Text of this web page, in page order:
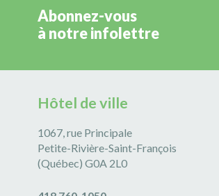
Abonnez-vous
à notre infolettre
Hôtel de ville
1067, rue Principale
Petite-Rivière-Saint-François
(Québec) G0A 2L0